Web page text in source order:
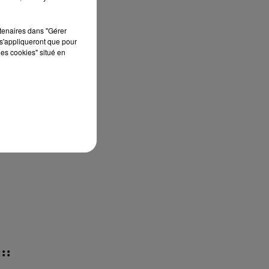
dans "Gérer
que pour
cookies" situé en